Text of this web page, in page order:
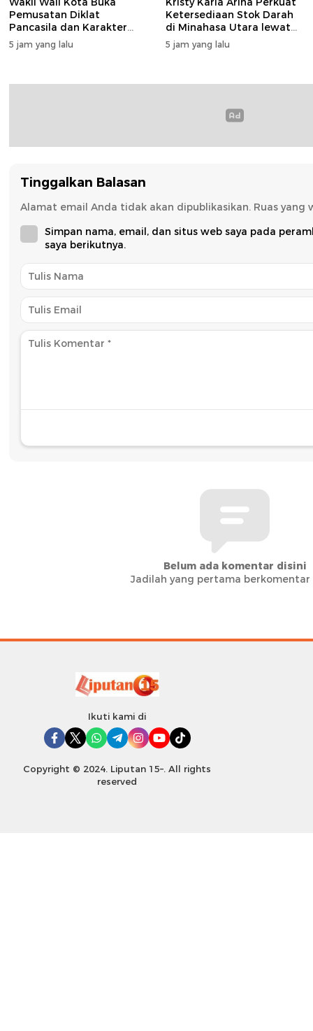
Pemusatan Diklat
Pancasila dan Karakter
untuk 36 Calon Paskibraka
Tomohon
5 jam yang lalu
Ketersediaan Stok Darah
di Minahasa Utara lewat
Aksi Donor Massal di Wori
5 jam yang lalu
Tinggalkan Balasan
Alamat email Anda tidak akan dipublikasikan. Ruas
Simpan nama, email, dan situs web saya pada
saya berikutnya.
Belum ada komentar disini
Jadilah yang pertama berkomentar
Ikuti kami di
Copyright © 2024. Liputan 15–. All rights
reserved